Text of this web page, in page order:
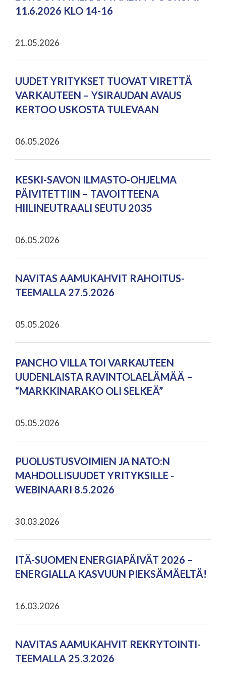
11.6.2026 KLO 14-16
21.05.2026
UUDET YRITYKSET TUOVAT VIRETTÄ
VARKAUTEEN – YSIRAUDAN AVAUS
KERTOO USKOSTA TULEVAAN
06.05.2026
KESKI-SAVON ILMASTO-OHJELMA
PÄIVITETTIIN – TAVOITTEENA
HIILINEUTRAALI SEUTU 2035
06.05.2026
NAVITAS AAMUKAHVIT RAHOITUS-
TEEMALLA 27.5.2026
05.05.2026
PANCHO VILLA TOI VARKAUTEEN
UUDENLAISTA RAVINTOLAELÄMÄÄ –
“MARKKINARAKO OLI SELKEÄ”
05.05.2026
PUOLUSTUSVOIMIEN JA NATO:N
MAHDOLLISUUDET YRITYKSILLE -
WEBINAARI 8.5.2026
30.03.2026
ITÄ-SUOMEN ENERGIAPÄIVÄT 2026 –
ENERGIALLA KASVUUN PIEKSÄMÄELTÄ!
16.03.2026
NAVITAS AAMUKAHVIT REKRYTOINTI-
TEEMALLA 25.3.2026